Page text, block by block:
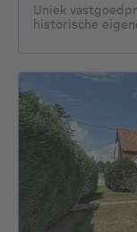
Uniek
historische